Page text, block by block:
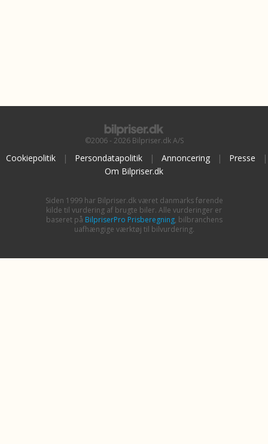
©2006 - 2026 Bilpriser.dk A/S
Cookiepolitik | Persondatapolitik | Annoncering | Presse
|
Om Bilpriser.dk
Siden 1999 har Bilpriser.dk været danmarks førende
kilde til vurdering af brugte biler. Alle vurderinger er
baseret på BilpriserPro Prisberegning, bilbranchens
uafhængige værktøj til bilvurdering.